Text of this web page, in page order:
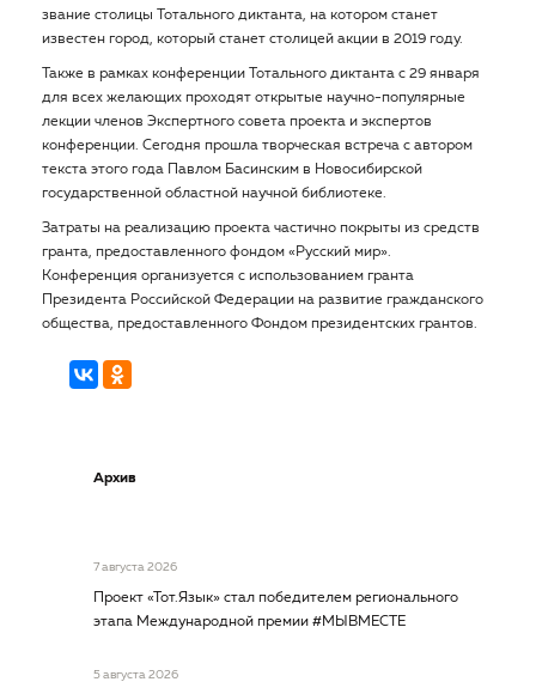
звание столицы Тотального диктанта, на котором станет
известен город, который станет столицей акции в 2019 году.
Также в рамках конференции Тотального диктанта с 29 января
для всех желающих проходят открытые научно-популярные
лекции членов Экспертного совета проекта и экспертов
конференции. Сегодня прошла творческая встреча с автором
текста этого года Павлом Басинским в Новосибирской
государственной областной научной библиотеке.
Затраты на реализацию проекта частично покрыты из средств
гранта, предоставленного фондом «Русский мир».
Конференция организуется с использованием гранта
Президента Российской Федерации на развитие гражданского
общества, предоставленного Фондом президентских грантов.
Архив
7 августа 2026
Проект «Тот.Язык» стал победителем регионального
этапа Международной премии #МЫВМЕСТЕ
5 августа 2026